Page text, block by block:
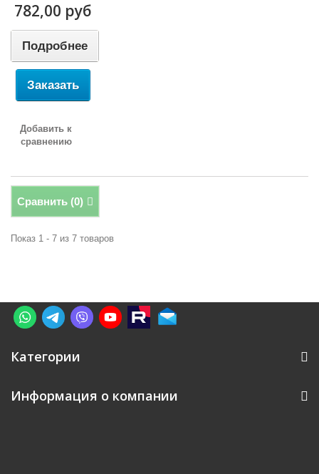
782,00 руб
Подробнее
Заказать
Добавить к
сравнению
Сравнить (0)
Показ 1 - 7 из 7 товаров
Категории
Информация о компании